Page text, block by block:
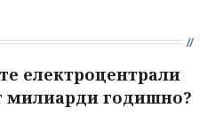
електроцентрали
милиарди годишно?